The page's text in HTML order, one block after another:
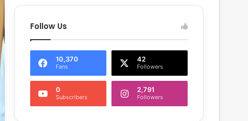
Follow Us
10,370
Fans
42
Followers
0
Subscribers
2,791
Followers